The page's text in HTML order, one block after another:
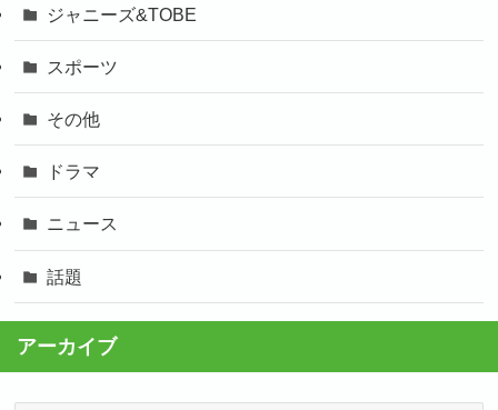
ジャニーズ&TOBE
スポーツ
その他
ドラマ
ニュース
話題
アーカイブ